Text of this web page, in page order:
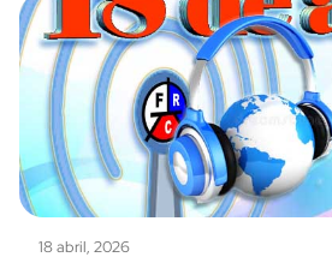
18 abril, 2026